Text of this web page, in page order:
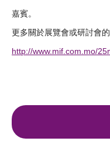
嘉賓。
更多關於展覽會或研討會
http://www.mif.com.mo/